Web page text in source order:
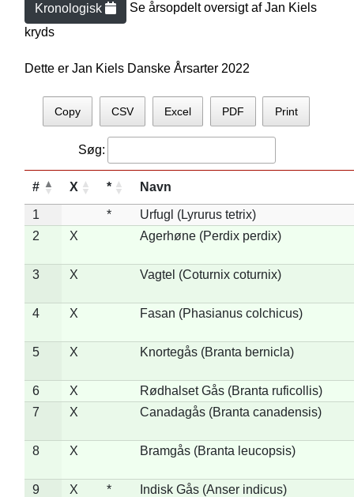
Kronologisk Se årsopdelt oversigt afJan Kiel s
kryds
Dette er Jan Kiels Danske Årsarter 2022
Copy CSV Excel PDF Print
Søg:
# X * Navn
1 *
Urfugl (Lyrurus tetrix)
2
X Agerhøne (Perdix perdix)
3 X Vagtel (Coturnix coturnix)
4 X Fasan (Phasianus colchicus)
5 X Knortegås (Branta bernicla)
6 X
Rødhalset Gås (Branta ruficollis)
7
X Canadagås (Branta canadensis)
8 X Bramgås (Branta leucopsis)
9 X * Indisk Gås (Anser indicus)